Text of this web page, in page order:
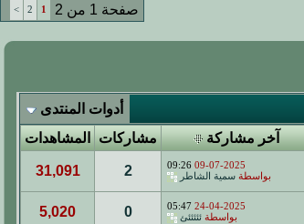
صفحة 1 من 2 1
2
>
أدوات المنتدى
آخر مشاركة مشاركات
المشاهدات
09-07-2025
09:26
بواسطة سمية الشاطر 2
31,091
24-04-2025
05:47
بواسطة ئئئئئئ 0
5,020